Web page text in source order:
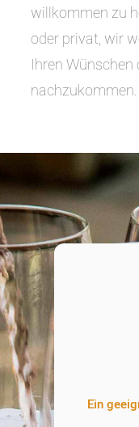
willkommen zu
oder privat, wir
Ihren
nachzukommen.
Ein